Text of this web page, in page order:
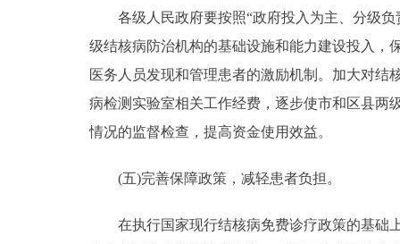
各级人民政府要按照“政府投入为主、分级负
级结核病防治机构的基础设施和能力建设投入，
医务人员发现和管理患者的激励机制。加大对
病检测实验室相关工作经费，逐步使市和区县两
情况的监督检查，提高资金使用效益。
(五)完善保障政策，减轻患者负担。
在执行国家现行结核病免费诊疗政策的基础上